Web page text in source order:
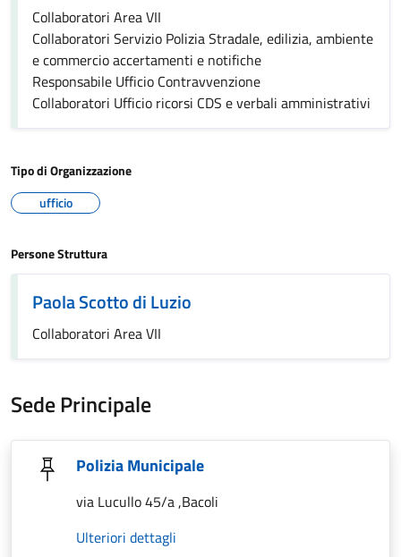
Collaboratori Area VII
Collaboratori Servizio Polizia Stradale, edilizia, ambiente
e commercio accertamenti e notifiche
Responsabile Ufficio Contravvenzione
Collaboratori Ufficio ricorsi CDS e verbali amministrativi
Tipo di Organizzazione
ufficio
Persone Struttura
Paola Scotto di Luzio
Collaboratori Area VII
Sede Principale
Polizia Municipale
via Lucullo 45/a ,Bacoli
Ulteriori dettagli